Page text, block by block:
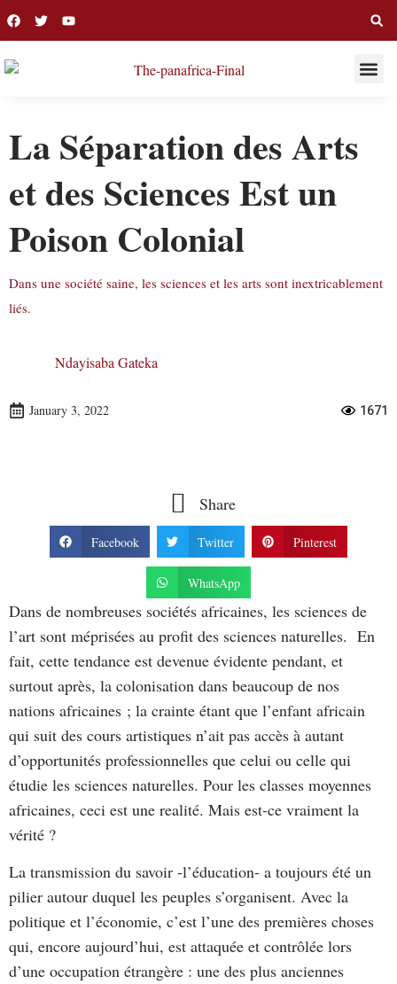
La Séparation des Arts
et des Sciences Est un
Poison Colonial
Dans une société saine, les sciences et les arts sont inextricablement
liés.
Ndayisaba Gateka
January 3, 2022 1671
Share
Facebook Twitter Pinterest
WhatsApp
Dans de nombreuses sociétés africaines, les sciences de
l’art sont méprisées au profit des sciences naturelles. En
fait, cette tendance est devenue évidente pendant, et
surtout après, la colonisation dans beaucoup de nos
nations africaines ; la crainte étant que l’enfant africain
qui suit des cours artistiques n’ait pas accès à autant
d’opportunités professionnelles que celui ou celle qui
étudie les sciences naturelles. Pour les classes moyennes
africaines, ceci est une realité. Mais est-ce vraiment la
vérité ?
La transmission du savoir -l’éducation- a toujours été un
pilier autour duquel les peuples s’organisent. Avec la
politique et l’économie, c’est l’une des premières choses
qui, encore aujourd’hui, est attaquée et contrôlée lors
d’une occupation étrangère : une des plus anciennes